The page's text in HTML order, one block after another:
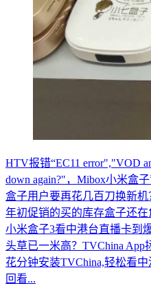
HTV报错“EC11 error","VOD
down again?"，Mibox小米盒
盒子用户要再花几百刀换新
年初促销的买的库存盒子还在
小米盒子3看中港台直播卡到
头草已一米高？TVChina App
花分钟安装TVChina,轻松看
回看...